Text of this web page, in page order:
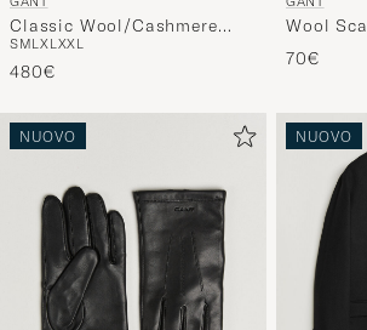
Classic Wool/Cashmere
Coat Evening Blue
SML XL XXL
Wool
NUOVO NUOVO